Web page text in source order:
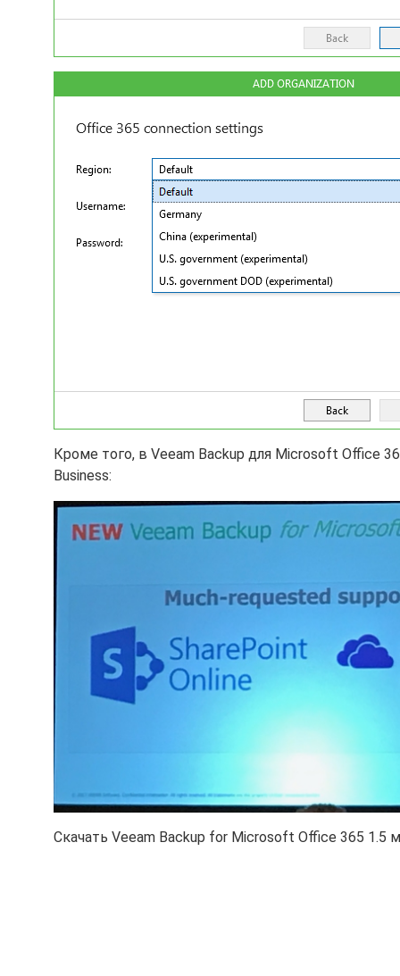
Кроме того, в Veeam Backup для Microsoft Office
Business:
Скачать Veeam Backup for Microsoft Office 365 1.5